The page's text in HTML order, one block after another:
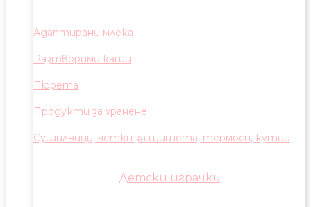
Адаптирани млека
Разтворими каши
Пюрета
Продукти за хранене
Сушилници, четки за шишета, термоси, кутии
Детски играчки